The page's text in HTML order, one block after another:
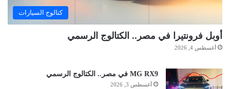
كتالوج السيارات
أوبل فرونتيرا في مصر.. الكتالوج الرسمي
أغسطس 4, 2026
MG RX9 في مصر.. الكتالوج الرسمي
أغسطس 3, 2026